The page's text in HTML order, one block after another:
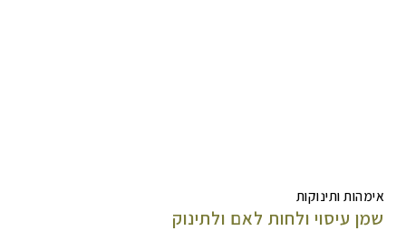
אימהות ותינוקות
שמן עיסוי ולחות לאם ולתינוק